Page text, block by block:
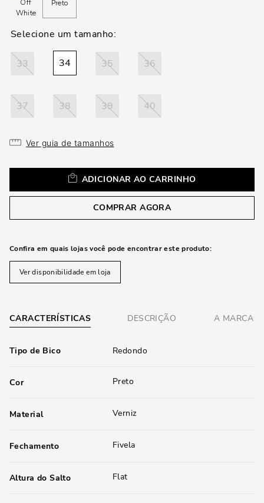
Off
White
Preto
33 34 35 36
37 38 39 40
Ver guia de tamanhos
ADICIONAR AO CARRINHO
COMPRAR AGORA
Confira em quais lojas você pode encontrar este produto:
Ver disponibilidade em loja
CARACTERÍSTICAS DESCRIÇÃO A MARCA
Tipo de Bico Redondo
Cor Preto
Material Verniz
Fechamento Fivela
Altura do Salto Flat